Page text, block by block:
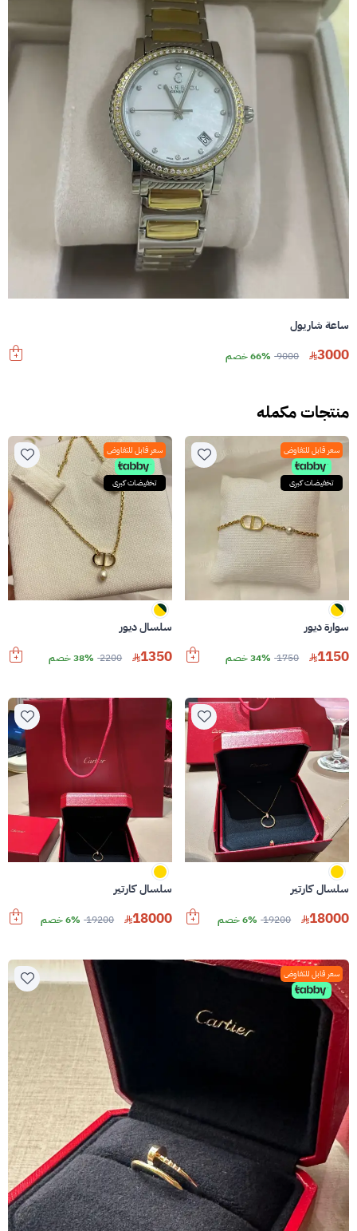
ساعة شاريول
3000
9000 66% خصم
منتجات مكمله
سعر قابل للتفاوض
تخفيضات كبرى
سوارة ديور
1150
1750 34% خصم
سعر قابل للتفاوض
تخفيضات كبرى
سلسال ديور
1350
2200 38% خصم
سلسال كارتير
18000
19200 6% خصم
سلسال كارتير
18000
19200 6% خصم
سعر قابل للتفاوض